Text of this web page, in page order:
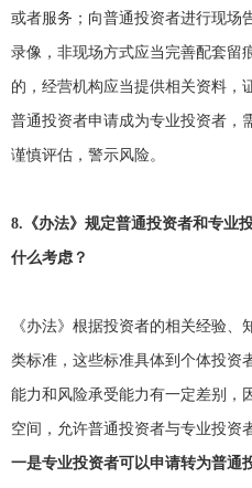
或者服务；向普通投资者进行现场
录像，非现场方式应当完善配套留
的，经营机构应当提供相关资料，
普通投资者申请成为专业投资者，
谨慎评估，警示风险。
8. 《办法》规定普通投资者和专业
什么考虑？
《办法》根据投资者的相关经验
类标准，这些标准具体到个体投资
能力和风险承受能力有一定差别，
空间，允许普通投资者与专业投资
一是专业投资者可以申请转为普通